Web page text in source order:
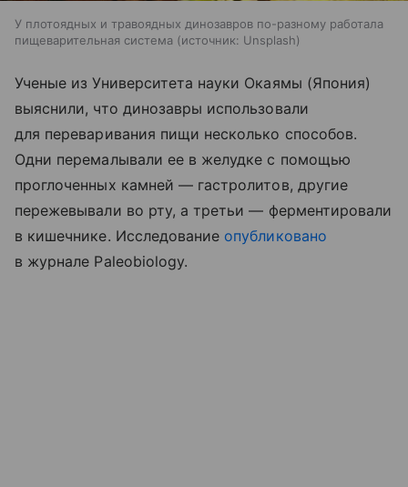
У плотоядных и травоядных динозавров по-разному работала
пищеварительная система
источник: Unsplash
Ученые из Университета науки Окаямы (Япония)
выяснили, что динозавры использовали
для переваривания пищи несколько способов.
Одни перемалывали ее в желудке с помощью
проглоченных камней — гастролитов, другие
пережевывали во рту, а третьи — ферментировали
в кишечнике. Исследование опубликовано
в журнале Paleobiology.